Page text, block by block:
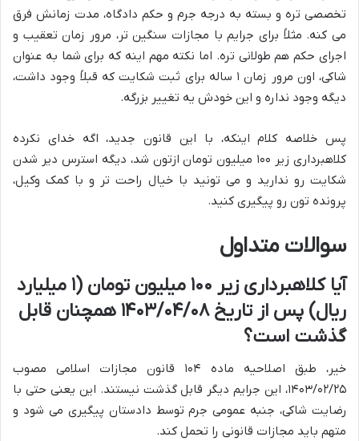
تخصصی تره و بسته به درجه جرم و حکم دادگاه، مدت زمانش فرق
می کنه. مثلاً برای جرایم با مجازات سنگین تر، مرور زمان تعقیب و
اجرای حکم هم طولانی تره. اما نکته مهم اینه که برای شما به عنوان
شاکی، اون مرور زمان ۱ ساله برای ثبت شکایت که قبلاً وجود داشت،
دیگه وجود نداره و این خودش یه تغییر بزرگه.
پس خلاصه کلام اینکه، با این قانون جدید، اگه خدای نکرده
کلاهبرداری زیر ۱۰۰ میلیون تومان ازتون شد، دیگه استرس دیر شدن
شکایت رو ندارید و می تونید با خیال راحت تر و با کمک وکیل،
پرونده تون رو پیگیری کنید.
سوالات متداول
آیا کلاهبرداری زیر ۱۰۰ میلیون تومان (۱ میلیارد
ریال) پس از تاریخ ۱۴۰۳/۰۴/۰۸ همچنان قابل
گذشت است؟
خیر، طبق اصلاحیه ماده ۱۰۴ قانون مجازات اسلامی مصوب
۱۴۰۳/۰۲/۲۵، این جرایم دیگر قابل گذشت نیستند. این یعنی حتی با
رضایت شاکی، جنبه عمومی جرم توسط دادستان پیگیری می شود و
متهم باید مجازات قانونی را تحمل کند.